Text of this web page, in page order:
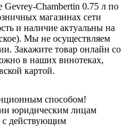
Chambertin 0.75 л по
магазинах сети
и наличие актуальны на
Мы не осуществляем
Закажите товар онлайн со
в наших винотеках,
картой.
способом!
юридическим лицам
с действующим